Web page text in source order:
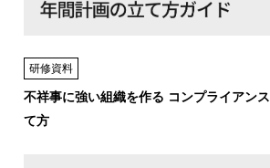
研修資料
不祥事に強い組織を作る コンプライアン
て方